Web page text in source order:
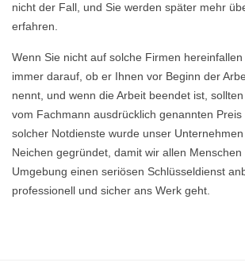
nicht der Fall, und Sie werden später mehr
erfahren.
Wenn Sie nicht auf solche Firmen
immer darauf, ob er Ihnen vor Beginn der
nennt, und wenn die Arbeit beendet ist,
vom Fachmann ausdrücklich genannten
solcher Notdienste wurde unser
Neichen gegründet, damit wir allen
Umgebung einen seriösen Schlüsseldienst
professionell und sicher ans Werk geht.